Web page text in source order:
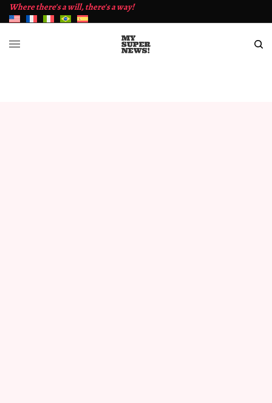
Where there's a will, there's a way!